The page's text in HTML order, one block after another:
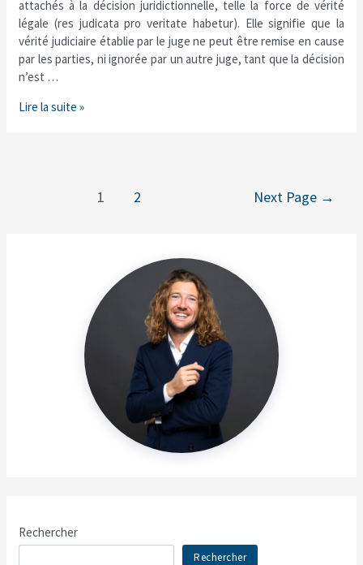
attachés à la décision juridictionnelle, telle la force de vérité
légale (res judicata pro veritate habetur). Elle signifie que la
vérité judiciaire établie par le juge ne peut être remise en cause
par les parties, ni ignorée par un autre juge, tant que la décision
n’est …
la
force
de
la
jugée
Lire la suite »
1 2 Next Page →
Rechercher
Rechercher